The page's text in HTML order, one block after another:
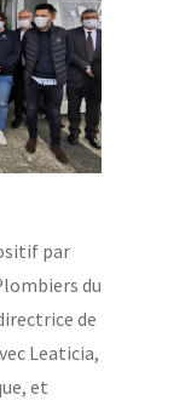
par
du
de
Leaticia,
et